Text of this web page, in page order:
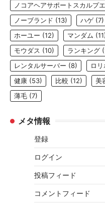
ノコアヘアサポートスカルプ
ノーブランド (13) ハゲ (7)
ホーユー (12) マンダム
モウダス (10) ランキング
レンタルサーバー (8) ロ
健康 (53) 比較 (12) 美
薄毛 (7)
メタ情報
登録
ログイン
投稿フィード
コメントフィード